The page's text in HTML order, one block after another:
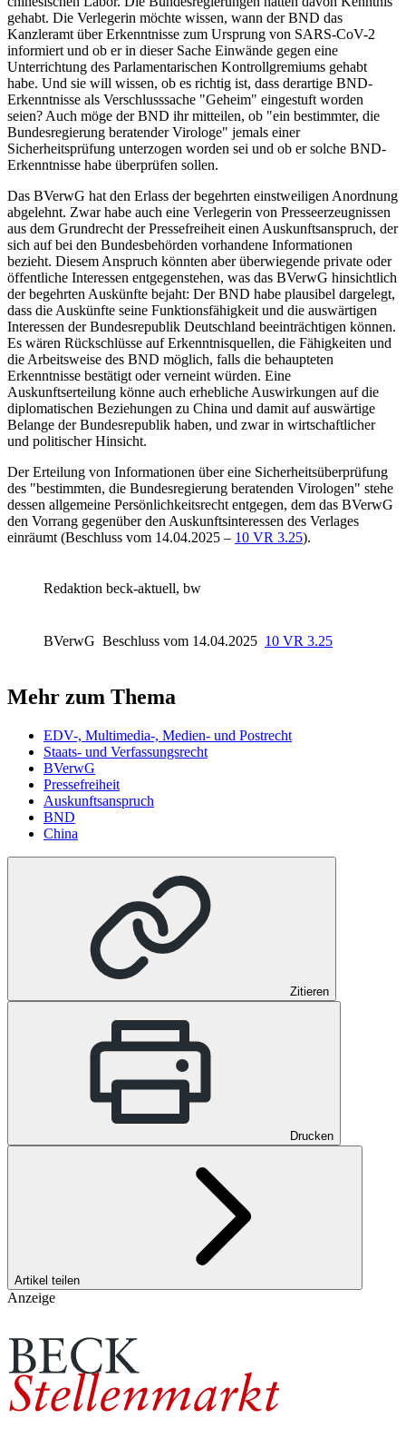
gehabt. Die Verlegerin möchte wissen, wann der BND das
Kanzleramt über Erkenntnisse zum Ursprung von SARS-CoV-2
informiert und ob er in dieser Sache Einwände gegen eine
Unterrichtung des Parlamentarischen Kontrollgremiums gehabt
habe. Und sie will wissen, ob es richtig ist, dass derartige BND-
Erkenntnisse als Verschlusssache "Geheim" eingestuft worden
seien? Auch möge der BND ihr mitteilen, ob "ein bestimmter, die
Bundesregierung beratender Virologe" jemals einer
Sicherheitsprüfung unterzogen worden sei und ob er solche BND-
Erkenntnisse habe überprüfen sollen.
Das BVerwG hat den Erlass der begehrten einstweiligen Anordnung
abgelehnt. Zwar habe auch eine Verlegerin von Presseerzeugnissen
aus dem Grundrecht der Pressefreiheit einen Auskunftsanspruch, der
sich auf bei den Bundesbehörden vorhandene Informationen
bezieht. Diesem Anspruch könnten aber überwiegende private oder
öffentliche Interessen entgegenstehen, was das BVerwG hinsichtlich
der begehrten Auskünfte bejaht: Der BND habe plausibel dargelegt,
dass die Auskünfte seine Funktionsfähigkeit und die auswärtigen
Interessen der Bundesrepublik Deutschland beeinträchtigen können.
Es wären Rückschlüsse auf Erkenntnisquellen, die Fähigkeiten und
die Arbeitsweise des BND möglich, falls die behaupteten
Erkenntnisse bestätigt oder verneint würden. Eine
Auskunftserteilung könne auch erhebliche Auswirkungen auf die
diplomatischen Beziehungen zu China und damit auf auswärtige
Belange der Bundesrepublik haben, und zwar in wirtschaftlicher
und politischer Hinsicht.
Der Erteilung von Informationen über eine Sicherheitsüberprüfung
des "bestimmten, die Bundesregierung beratenden Virologen" stehe
dessen allgemeine Persönlichkeitsrecht entgegen, dem das BVerwG
den Vorrang gegenüber den Auskunftsinteressen des Verlages
einräumt (Beschluss vom 14.04.2025 – 10 VR 3.25).
Redaktion beck-aktuell, bw
BVerwG Beschluss vom 14.04.2025 10 VR 3.25
Mehr zum Thema
EDV-, Multimedia-, Medien- und Postrecht
Staats- und Verfassungsrecht
BVerwG
Pressefreiheit
Auskunftsanspruch
BND
China
Zitieren
Drucken
Artikel teilen
Anzeige